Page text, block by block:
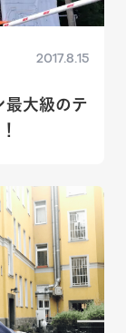
2017.8.15
最大級のテ